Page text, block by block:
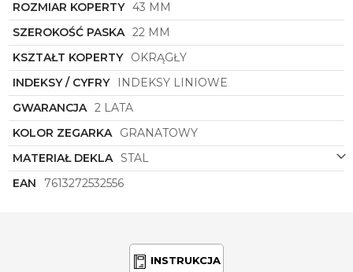
jakość wykonania i niezawodność. Bez wątpienia
stanie się on niezastąpionym dodatkiem do
codziennej garderoby, podkreślając osobowość
noszącego i dodając mu pewności siebie. To więcej
niż zwykłe akcesorium – to wyraz osobistego stylu i
klasy.
ROZMIAR KOPERTY 43 MM
SZEROKOŚĆ PASKA 22 MM
KSZTAŁT KOPERTY OKRĄGŁY
INDEKSY / CYFRY
INDEKSY LINIOWE
GWARANCJA 2 LATA
KOLOR ZEGARKA GRANATOWY
MATERIAŁ DEKLA STAL
EAN
7613272532556
INSTRUKCJA